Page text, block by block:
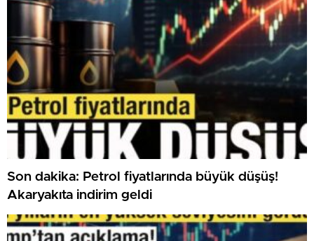
Son dakika: Petrol fiyatlarında büyük düşüş!
Akaryakıta indirim geldi